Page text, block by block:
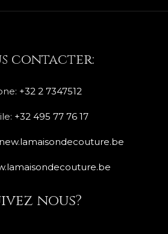
contacter:
+32 2 7347512
+32 495 77 76 17
nous?